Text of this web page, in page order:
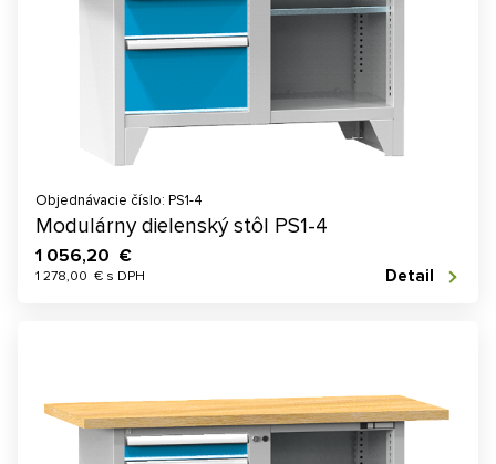
Objednávacie číslo: PS1-4
Modulárny dielenský stôl PS1-4
1 056,20 €
1 278,00 € s DPH Detail